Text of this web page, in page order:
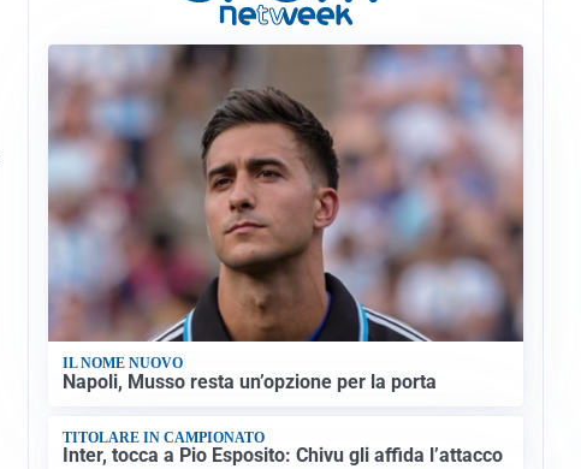
IL NOME NUOVO
Napoli, Musso resta un’opzione per la porta
TITOLARE IN CAMPIONATO
Inter, tocca a Pio Esposito: Chivu gli affida l’attacco